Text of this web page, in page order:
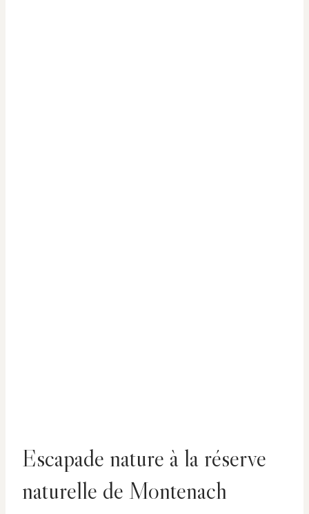
Escapade nature à la réserve
naturelle de Montenach